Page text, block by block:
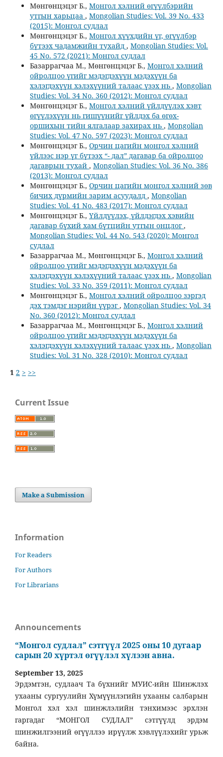
Мөнгөнцэцэг Б., Монгол хэлний өгүүлбэрийн
утгын харьцаа , Mongolian Studies: Vol. 39 No. 433
(2015): Монгол судлал
Мөнгөнцэцэг Б., Монгол хүүхдийн үг, өгүүлбэр
бүтээх чадамжийн тухайд , Mongolian Studies: Vol.
45 No. 572 (2021): Монгол судлал
Базаррагчаа М., Мөнгөнцэцэг Б., Монгол хэлний
ойролцоо үгийг мэдэгдэхүүн мэдэхүүн ба
хэлэгдэхүүн хэлэхүүний талаас үзэх нь , Mongolian
Studies: Vol. 34 No. 360 (2012): Монгол судлал
Мөнгөнцэцэг Б., Монгол хэлний үйлдүүлэх хэвт
өгүүлэхүүн нь гишүүнийг үйлдэх ба өгөх-
оршихын тийн ялгалаар захирах нь , Mongolian
Studies: Vol. 47 No. 597 (2023): Монгол судлал
Мөнгөнцэцэг Б., Орчин цагийн монгол хэлний
үйлээс нэр үг бүтээх “- дал” дагавар ба ойролцоо
дагаврын тухай , Mongolian Studies: Vol. 36 No. 386
(2013): Монгол судлал
Мөнгөнцэцэг Б., Орчин цагийн монгол хэлний зөв
бичих дүрмийн зарим асуудалд , Mongolian
Studies: Vol. 41 No. 483 (2017): Монгол судлал
Мөнгөнцэцэг Б., Үйлдүүлэх, үйлдэгдэх хэвийн
дагавар бүхий хам бүтцийн утгын онцлог,
Mongolian Studies: Vol. 44 No. 543 (2020): Монгол
судлал
Базаррагчаа М., Мөнгөнцэцэг Б., Монгол хэлний
ойролцоо үгийг мэдэгдэхүүн мэдэхүүн ба
хэлэгдэхүүн хэлэхүүний талаас үзэх нь , Mongolian
Studies: Vol. 33 No. 359 (2011): Монгол судлал
Мөнгөнцэцэг Б., Монгол хэлний ойролцоо зэргэд
дэх тэмдэг нэрийн үүрэг, Mongolian Studies: Vol. 34
No. 360 (2012): Монгол судлал
Базаррагчаа М., Мөнгөнцэцэг Б., Монгол хэлний
ойролцоо үгийг мэдэгдэхүүн мэдэхүүн ба
хэлэгдэхүүн хэлэхүүний талаас үзэх нь , Mongolian
Studies: Vol. 31 No. 328 (2010): Монгол судлал
1 2 > >>
Current Issue
Make a Submission
Information
For Readers
For Authors
For Librarians
Announcements
“Монгол судлал” сэтгүүл 2025 оны 10 дугаар
сарын 20 хүртэл өгүүлэл хүлээн авна.
September 13, 2025
Эрдэмтэн, судлаач Та бүхнийг МУИС-ийн Шинжлэх
ухааны сургуулийн Хүмүүнлэгийн ухааны салбарын
Монгол хэл хэл шинжлэлийн тэнхимээс эрхлэн
гаргадаг “МОНГОЛ СУДЛАЛ” сэтгүүлд эрдэм
шинжилгээний өгүүллээ ирүүлж хэвлүүлэхийг урьж
байна.